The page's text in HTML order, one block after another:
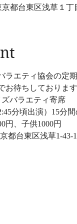
京都台東区浅草１
ラエティ協会の定
お待ちしております
バラエティ寄席
分頃出演）15分
円、子供1000円
都台東区浅草1-